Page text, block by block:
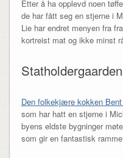
Etter å ha opplevd noen
de har fått seg en stjerne i
Lie har endret menyen fra
kortreist mat og ikke minst
Statholdergaarden
Den folkekjære kokken
som har hatt en stjerne i
byens eldste bygninger
som gir en fantastisk